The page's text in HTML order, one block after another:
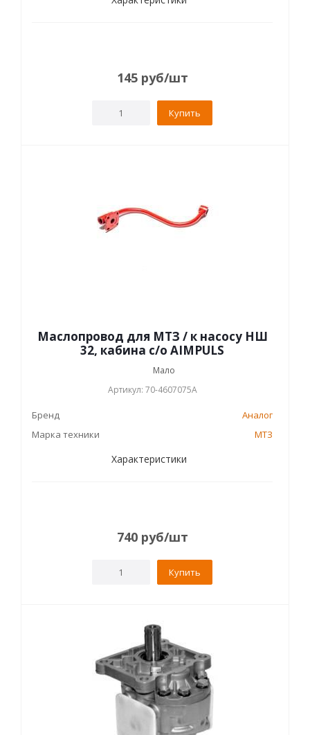
145 руб/шт
Купить
Маслопровод для МТЗ / к насосу НШ
32, кабина с/о AIMPULS
Мало
Артикул: 70-4607075А
Бренд
Аналог
Марка техники
МТЗ
Характеристики
740 руб/шт
Купить